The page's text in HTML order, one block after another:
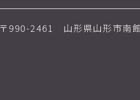
〒990-2461 山形県山形市南